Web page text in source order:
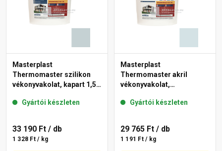
Masterplast
Thermomaster szilikon
vékonyvakolat, kapart 1,5
Gyártói készleten
33 190 Ft / db
1 328 Ft / kg
Masterplast
Thermomaster akril
vékonyvakolat,
36-F 25 kg
Gyártói készleten
29 765 Ft / db
1 191 Ft / kg